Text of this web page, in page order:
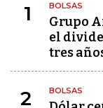
1 BOLSAS
Grupo
el
tres
2 BOLSAS